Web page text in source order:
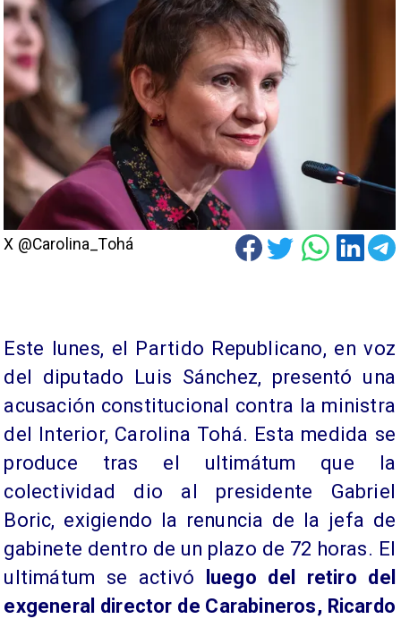
X @Carolina_Tohá
Este lunes, el Partido Republicano, en voz
del diputado Luis Sánchez, presentó una
acusación constitucional contra la ministra
del Interior, Carolina Tohá. Esta medida se
produce tras el ultimátum que la
colectividad dio al presidente Gabriel
Boric, exigiendo la renuncia de la jefa de
gabinete dentro de un plazo de 72 horas. El
ultimátum se activó
luego del retiro del
exgeneral director de Carabineros, Ricardo